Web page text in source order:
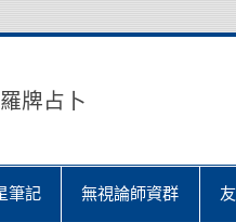
牌占卜
筆記 無視論師資群